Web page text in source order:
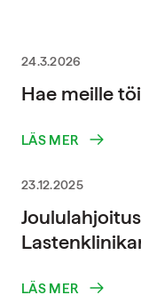
24.3.2026
Hae meille
LÄS MER
23.12.2025
LÄS MER